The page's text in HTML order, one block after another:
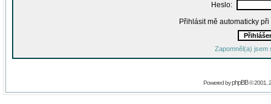
Heslo:
Přihlásit mě automaticky
Zapomněl(a) jsem
Powered byphpBB© 2001,